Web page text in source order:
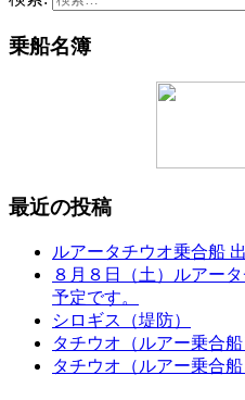
乗船名簿
最近の投稿
ルアータチウオ乗合船
８月８日（土）ルアー
予定です。
シロギス（堤防）
タチウオ（ルアー乗合船
タチウオ（ルアー乗合船